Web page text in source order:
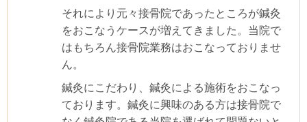
それにより元々接骨院であったところが鍼灸
をおこなうケースが増えてきました。当院で
はもちろん接骨院業務はおこなっておりませ
ん。
鍼灸にこだわり、鍼灸による施術をおこなっ
ております。鍼灸に興味のある方は接骨院で